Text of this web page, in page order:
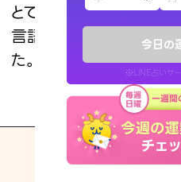
今日の
※LINE占いサ
お知らせ
とても的確で感じてい
言語化してくれたので腑
た。